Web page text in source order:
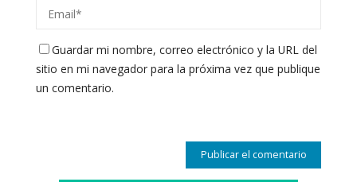
Guardar mi nombre, correo electrónico y la URL del
sitio en mi navegador para la próxima vez que publique
un comentario.